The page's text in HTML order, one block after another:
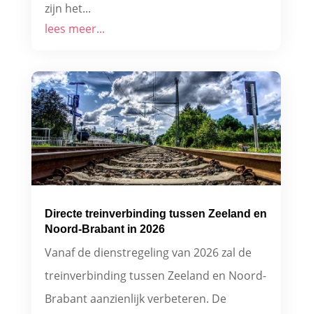
zijn het...
lees meer...
Directe treinverbinding tussen Zeeland en
Noord-Brabant in 2026
Vanaf de dienstregeling van 2026 zal de
treinverbinding tussen Zeeland en Noord-
Brabant aanzienlijk verbeteren. De